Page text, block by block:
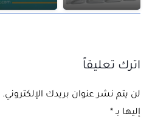
اترك تعليقاً
لن يتم نشر عنوان بريدك الإلكتروني.
إليها بـ*